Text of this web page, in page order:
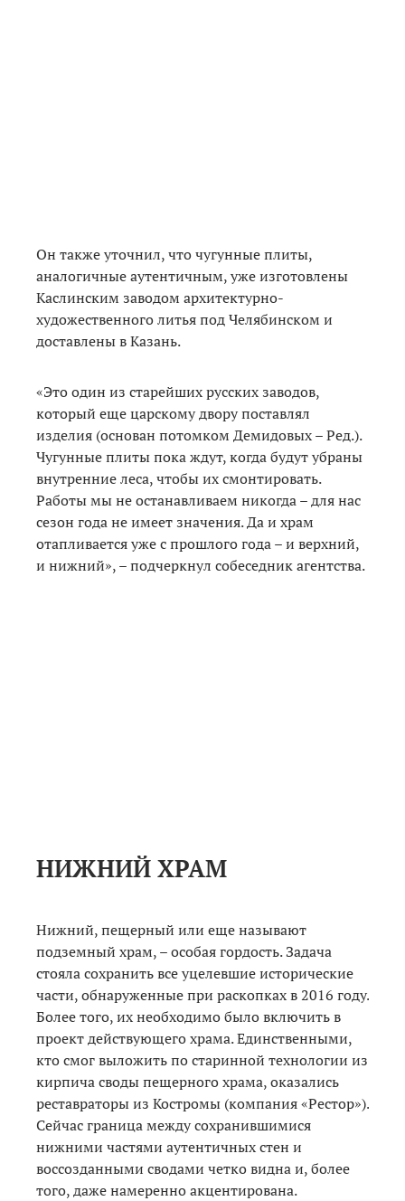
Он также уточнил, что чугунные плиты,
аналогичные аутентичным, уже изготовлены
Каслинским заводом архитектурно-
художественного литья под Челябинском и
доставлены в Казань.
«Это один из старейших русских заводов,
который еще царскому двору поставлял
изделия (основан потомком Демидовых – Ред.).
Чугунные плиты пока ждут, когда будут убраны
внутренние леса, чтобы их смонтировать.
Работы мы не останавливаем никогда – для нас
сезон года не имеет значения. Да и храм
отапливается уже с прошлого года – и верхний,
и нижний», – подчеркнул собеседник агентства.
НИЖНИЙ ХРАМ
Нижний, пещерный или еще называют
подземный храм, – особая гордость. Задача
стояла сохранить все уцелевшие исторические
части, обнаруженные при раскопках в 2016 году.
Более того, их необходимо было включить в
проект действующего храма. Единственными,
кто смог выложить по старинной технологии из
кирпича своды пещерного храма, оказались
реставраторы из Костромы (компания «Рестор»).
Сейчас граница между сохранившимися
нижними частями аутентичных стен и
воссозданными сводами четко видна и, более
того, даже намеренно акцентирована.